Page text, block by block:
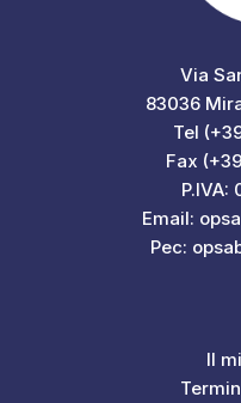
Via
83036
Tel
Fax
P.IVA:
Email:
Pec:
Il